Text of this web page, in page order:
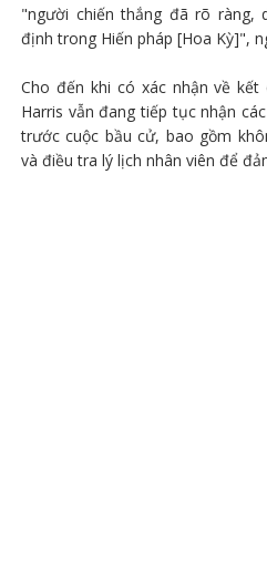
"người chiến thắng đã rõ ràng,
định trong Hiến pháp [Hoa Kỳ]",
Cho đến khi có xác nhận về kết
Harris vẫn đang tiếp tục nhận
trước cuộc bầu cử, bao gồm
và điều tra lý lịch nhân viên để